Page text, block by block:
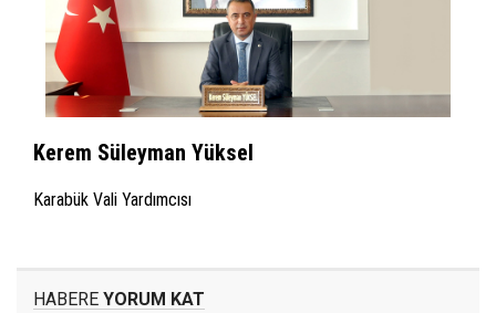
Kerem Süleyman Yüksel
Karabük Vali Yardımcısı
HABERE YORUM KAT